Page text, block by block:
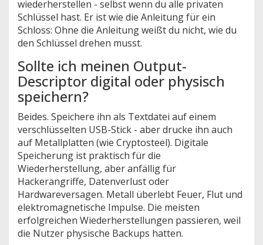
wiederherstellen - selbst wenn du alle privaten
Schlüssel hast. Er ist wie die Anleitung für ein
Schloss: Ohne die Anleitung weißt du nicht, wie du
den Schlüssel drehen musst.
Sollte ich meinen Output-
Descriptor digital oder physisch
speichern?
Beides. Speichere ihn als Textdatei auf einem
verschlüsselten USB-Stick - aber drucke ihn auch
auf Metallplatten (wie Cryptosteel). Digitale
Speicherung ist praktisch für die
Wiederherstellung, aber anfällig für
Hackerangriffe, Datenverlust oder
Hardwareversagen. Metall überlebt Feuer, Flut und
elektromagnetische Impulse. Die meisten
erfolgreichen Wiederherstellungen passieren, weil
die Nutzer physische Backups hatten.